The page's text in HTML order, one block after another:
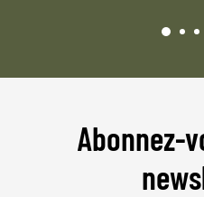
Abonnez-